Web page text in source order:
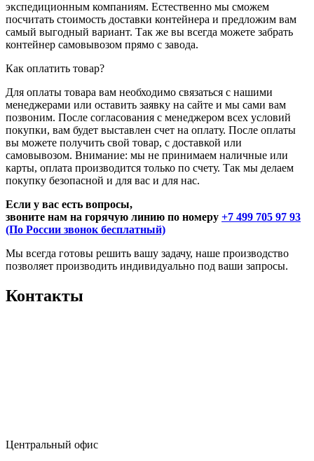
экспедиционным компаниям. Естественно мы сможем
посчитать стоимость доставки контейнера и предложим вам
самый выгодный вариант. Так же вы всегда можете забрать
контейнер самовывозом прямо с завода.
Как оплатить товар?
Для оплаты товара вам необходимо связаться с нашими
менеджерами или оставить заявку на сайте и мы сами вам
позвоним. После согласования с менеджером всех условий
покупки, вам будет выставлен счет на оплату. После оплаты
вы можете получить свой товар, с доставкой или
самовывозом. Внимание: мы не принимаем наличные или
карты, оплата производится только по счету. Так мы делаем
покупку безопасной и для вас и для нас.
Если у вас есть вопросы,
звоните нам на горячую линию по номеру +7 499 705 97 93
(По России звонок бесплатный)
Мы всегда готовы решить вашу задачу, наше производство
позволяет производить индивидуально под ваши запросы.
Контакты
Центральный офис